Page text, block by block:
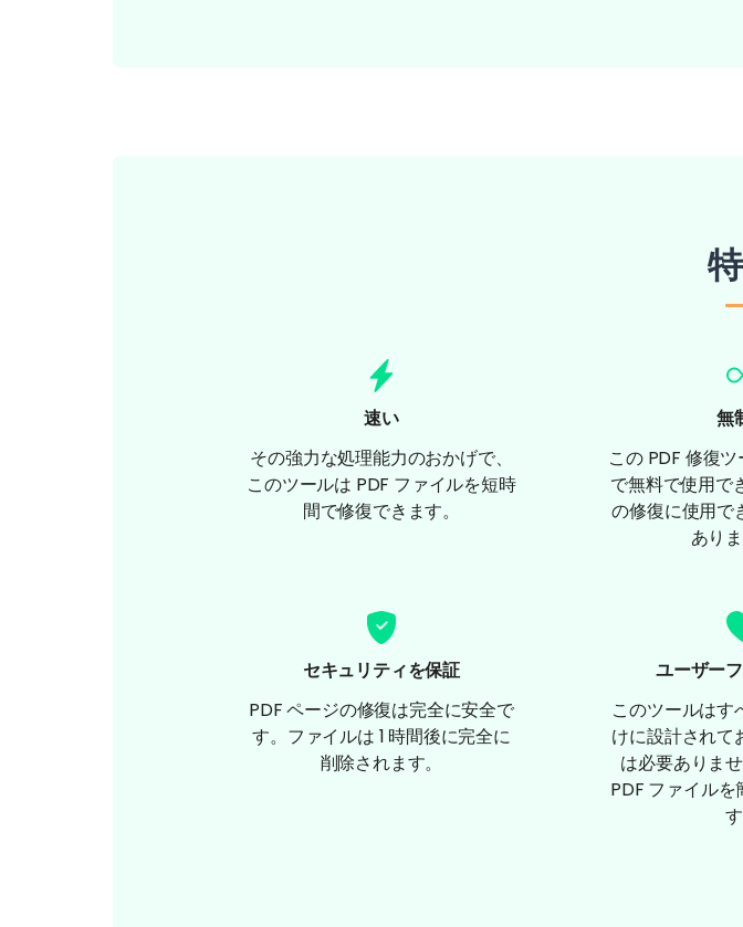
速い
その強力な処理能力のおかげで、
このツールは PDF ファイルを短時
間で修復できます。
無
この PDF 修復
で無料で使用で
の修復に使用で
あり
セキュリティを保証
PDF ページの修復は完全に安全で
す。ファイルは 1 時間後に完全に
削除されます。
ユーザー
このツールはす
けに設計されて
は必要ありま
PDF ファイルを
す